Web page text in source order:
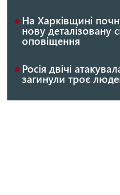
На Харківщині
нову деталізовану
оповіщення
Росія двічі
загинули троє